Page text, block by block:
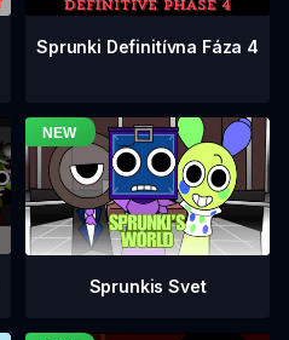
Sprunki Definitívna Fáza 4
Sprunkis Svet